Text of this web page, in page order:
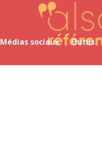
Alsace
Médias sociaux Outils